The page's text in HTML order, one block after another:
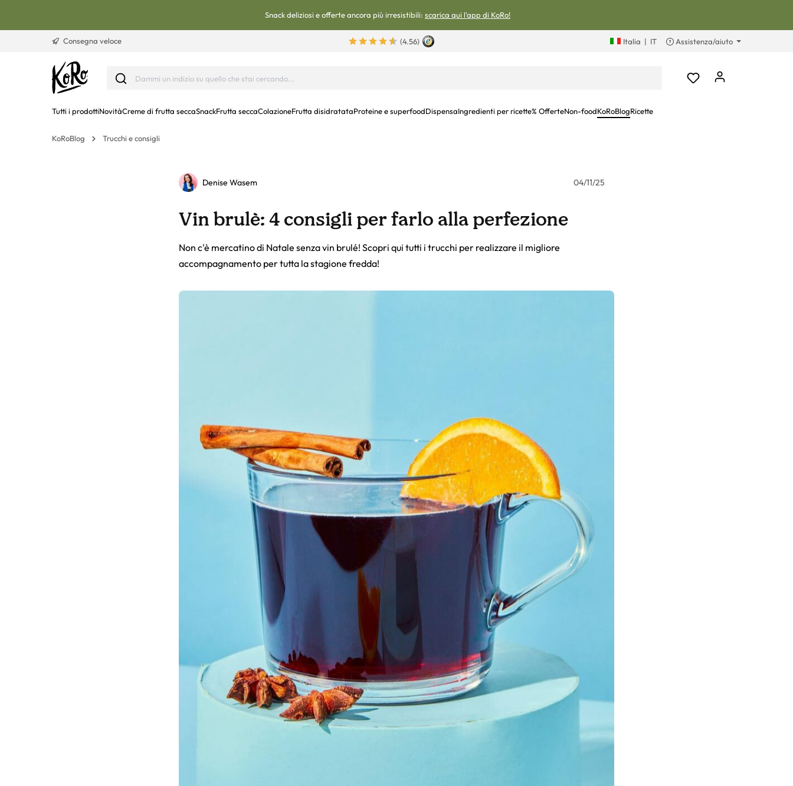
Snack deliziosi e offerte ancora più irresistibili: scarica qui l'app di KoRo!
Consegna veloce (4.56) Italia | IT Assistenza/aiuto
Tutti i prodottiNovitàCreme di frutta seccaSnackFrutta seccaColazioneFrutta disidratataProteine e superfoodDispensaIngredienti per ricette% OfferteNon-foodKoRoBlogRicette
KoRoBlog Trucchi e consigli
Denise Wasem 04/11/25
Vin brulè: 4 consigli per farlo alla perfezione
Non c'è mercatino di Natale senza vin brulé! Scopri qui tutti i trucchi per realizzare il migliore
accompagnamento per tutta la stagione fredda!